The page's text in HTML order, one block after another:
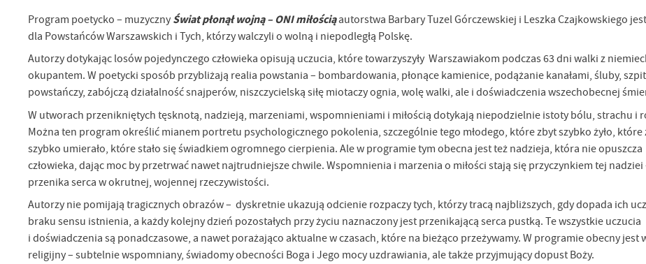
Program poetycko – muzyczny Świat płonął wojną – ONI miłością autorstwa Barbary Tuzel Górczewskiej i Leszka Czajkowskiego
dla Powstańców Warszawskich i Tych, którzy walczyli o wolną i niepodległą Polskę.
Autorzy dotykając losów pojedynczego człowieka opisują uczucia, które towarzyszyły Warszawiakom podczas 63 dni walki z
okupantem. W poetycki sposób przybliżają realia powstania – bombardowania, płonące kamienice, podążanie kanałami, śluby,
powstańczy, zabójczą działalność snajperów, niszczycielską siłę miotaczy ognia, wolę walki, ale i doświadczenia wszechobecnej
W utworach przenikniętych tęsknotą, nadzieją, marzeniami, wspomnieniami i miłością dotykają niepodzielnie istoty bólu, strachu i
Można ten program określić mianem portretu psychologicznego pokolenia, szczególnie tego młodego, które zbyt szybko żyło, które
szybko umierało, które stało się świadkiem ogromnego cierpienia. Ale w programie tym obecna jest też nadzieja, która nie opuszcza
człowieka, dając moc by przetrwać nawet najtrudniejsze chwile. Wspomnienia i marzenia o miłości stają się przyczynkiem tej nadziei
przenika serca w okrutnej, wojennej rzeczywistości.
Autorzy nie pomijają tragicznych obrazów – dyskretnie ukazują odcienie rozpaczy tych, którzy tracą najbliższych, gdy dopada ich
braku sensu istnienia, a każdy kolejny dzień pozostałych przy życiu naznaczony jest przenikającą serca pustką. Te wszystkie uczucia
i doświadczenia są ponadczasowe, a nawet porażająco aktualne w czasach, które na bieżąco przeżywamy. W programie obecny jest
religijny – subtelnie wspomniany, świadomy obecności Boga i Jego mocy uzdrawiania, ale także przyjmujący dopust Boży.